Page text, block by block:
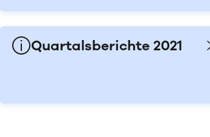
Quartalsberichte 2021